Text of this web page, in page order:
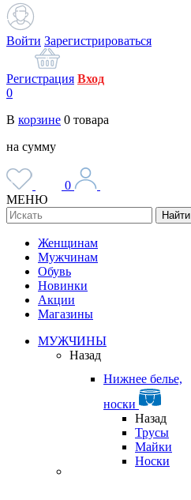
Войти Зарегистрироваться
Регистрация Вход
0
В корзине 0 товара
на сумму
0
МЕНЮ
Найти
Женщинам
Мужчинам
Обувь
Новинки
Акции
Магазины
МУЖЧИНЫ
Назад
Нижнее белье,
носки
Назад
Трусы
Майки
Носки